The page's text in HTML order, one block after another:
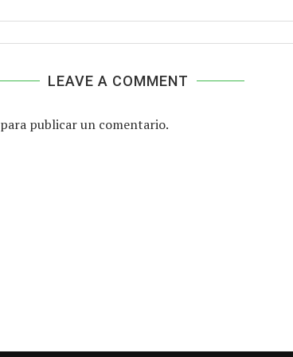
LEAVE A COMMENT
para publicar un comentario.